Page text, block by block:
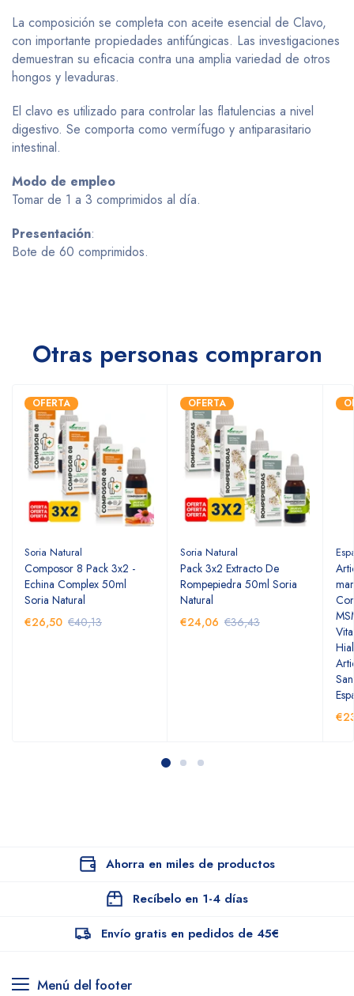
La composición se completa con aceite esencial de Clavo,
con importante propiedades antifúngicas. Las investigaciones
demuestran su eficacia contra una amplia variedad de otros
hongos y levaduras.
El clavo es utilizado para controlar las flatulencias a nivel
digestivo. Se comporta como vermífugo y antiparasitario
intestinal.
Modo de empleo
Tomar de 1 a 3 comprimidos al día.
Presentación:
Bote de 60 comprimidos.
Otras personas compraron
OFERTA
Soria Natural
Composor 8 Pack 3x2 -
Echina Complex 50ml
Soria Natural
€26,50 €40,13
OFERTA
Soria Natural
Pack 3x2 Extracto De
Rompepiedra 50ml Soria
Natural
€24,06 €36,43
Ahorra en miles de productos
Recíbelo en 1-4 días
Envío gratis en pedidos de 45€
Menú del footer